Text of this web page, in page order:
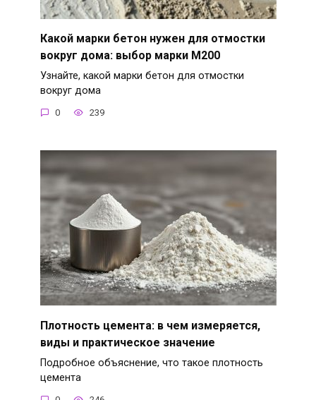
Какой марки бетон нужен для отмостки
вокруг дома: выбор марки М200
Узнайте, какой марки бетон для отмостки
вокруг дома
0 239
Плотность цемента: в чем измеряется,
виды и практическое значение
Подробное объяснение, что такое плотность
цемента